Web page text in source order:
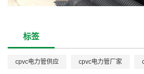
标签
cpvc电力管供应 cpvc电力管厂家